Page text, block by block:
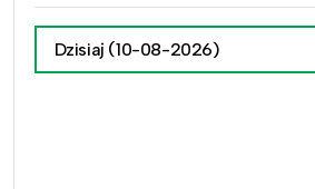
Dzisiaj (10-08-2026)